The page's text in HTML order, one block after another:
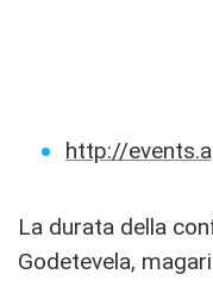
http://
La durata della
Godetevela,